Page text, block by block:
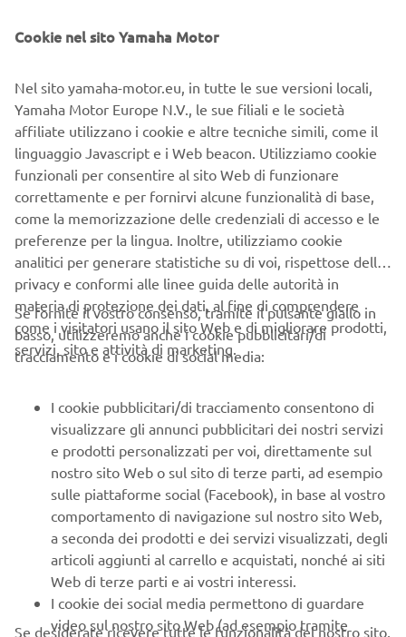
Serie VX, stile e tecnologia di fascia alta ad un prezzo
inferiore. Questi modelli sono l'incarnazione del nostro
lavoro: pensiero lungimirante, innovazione e tecnologie
rivoluzionarie al fine di realizzare prodotti affidabili, a
basso consumo di carburante e che richiedono
manutenzione sempre minore. Novità per l'anno 2020: la
versioneVX Limited, un'edizione speciale di colore
bianco.
Cookie nel sito Yamaha Motor
Nel sito yamaha-motor.eu, in tutte le sue versioni locali,
Yamaha Motor Europe N.V., le sue filiali e le società
affiliate utilizzano i cookie e altre tecniche simili, come il
linguaggio Javascript e i Web beacon. Utilizziamo cookie
funzionali per consentire al sito Web di funzionare
correttamente e per fornirvi alcune funzionalità di base,
come la memorizzazione delle credenziali di accesso e le
preferenze per la lingua. Inoltre, utilizziamo cookie
analitici per generare statistiche su di voi, rispettose della
privacy e conformi alle linee guida delle autorità in
materia di protezione dei dati, al fine di comprendere
come i visitatori usano il sito Web e di migliorare prodotti,
servizi, sito e attività di marketing.
Se fornite il vostro consenso, tramite il pulsante giallo in
basso, utilizzeremo anche i cookie pubblicitari/di
tracciamento e i cookie di social media:
I cookie pubblicitari/di tracciamento consentono di
visualizzare gli annunci pubblicitari dei nostri servizi
e prodotti personalizzati per voi, direttamente sul
nostro sito Web o sul sito di terze parti, ad esempio
sulle piattaforme social (Facebook), in base al vostro
comportamento di navigazione sul nostro sito Web,
a seconda dei prodotti e dei servizi visualizzati, degli
articoli aggiunti al carrello e acquistati, nonché ai siti
Web di terze parti e ai vostri interessi.
I cookie dei social media permettono di guardare
video sul nostro sito Web (ad esempio tramite
Se desiderate ricevere tutte le funzionalità del nostro sito,